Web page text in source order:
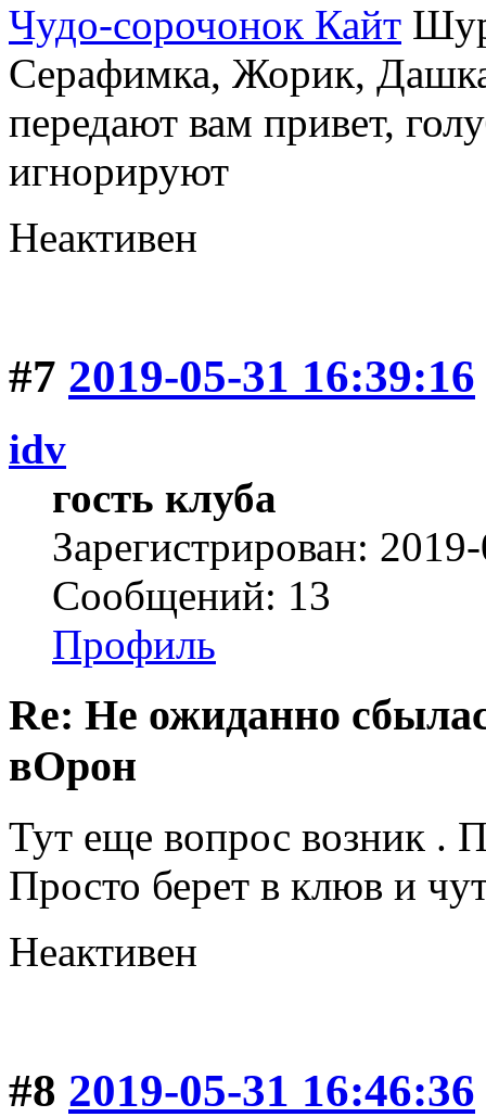
Чудо-сорочонок Кайт
Серафимка, Жорик,
передают вам привет,
игнорируют
Неактивен
#7 2019-05-31 16:39:16
idv
гость клуба
Зарегистрирован:
Сообщений: 13
Профиль
Re: Не ожиданно
вОрон
Тут еще вопрос возник .
Просто берет в клюв и
Неактивен
#8 2019-05-31 16:46:36